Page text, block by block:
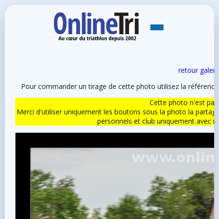
retour
Pour commander un tirage de cette photo utilisez la
Cette photo n'est
Merci d'utiliser uniquement les boutons sous la photo la
personnels et club uniquement avec